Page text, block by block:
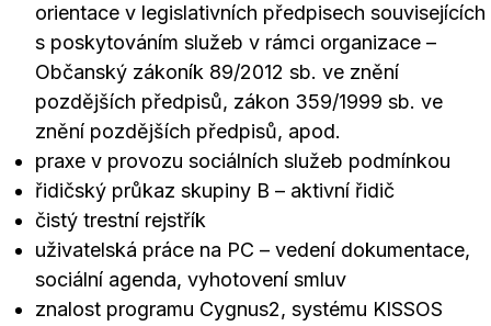
orientace v legislativních předpisech souvisejících
s poskytováním služeb v rámci organizace –
Občanský zákoník 89/2012 sb. ve znění
pozdějších předpisů, zákon 359/1999 sb. ve
znění pozdějších předpisů, apod.
praxe v provozu sociálních služeb podmínkou
řidičský průkaz skupiny B – aktivní řidič
čistý trestní rejstřík
uživatelská práce na PC – vedení dokumentace,
sociální agenda, vyhotovení smluv
znalost programu Cygnus2, systému KISSOS